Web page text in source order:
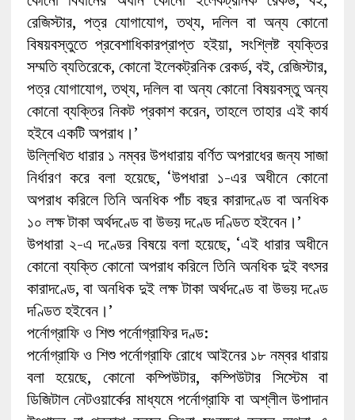
রেজিস্টার, পত্র যোগাযোগ, তথ্য, দলিল বা অন্য কোনো
বিষয়বস্তুতে প্রবেশাধিকারপ্রাপ্ত হইয়া, সংশ্লিষ্ট ব্যক্তির
সম্মতি ব্যতিরেকে, কোনো ইলেকট্রনিক রেকর্ড, বই, রেজিস্টার,
পত্র যোগাযোগ, তথ্য, দলিল বা অন্য কোনো বিষয়বস্তু অন্য
কোনো ব্যক্তির নিকট প্রকাশ করেন, তাহলে তাহার এই কার্য
হইবে একটি অপরাধ।’
উল্লিখিত ধারার ১ নম্বর উপধারায় বর্ণিত অপরাধের জন্য সাজা
নির্ধারণ করে বলা হয়েছে, ‘উপধারা ১-এর অধীনে কোনো
অপরাধ করিলে তিনি অনধিক পাঁচ বছর কারাদণ্ডে বা অনধিক
১০ লক্ষ টাকা অর্থদণ্ডে বা উভয় দণ্ডে দণ্ডিত হইবেন।’
উপধারা ২-এ দণ্ডের বিষয়ে বলা হয়েছে, ‘এই ধারার অধীনে
কোনো ব্যক্তি কোনো অপরাধ করিলে তিনি অনধিক দুই বৎসর
কারাদণ্ডে, বা অনধিক দুই লক্ষ টাকা অর্থদণ্ডে বা উভয় দণ্ডে
দণ্ডিত হইবেন।’
পর্নোগ্রাফি ও শিশু পর্নোগ্রাফির দণ্ড:
পর্নোগ্রাফি ও শিশু পর্নোগ্রাফি রোধে আইনের ১৮ নম্বর ধারায়
বলা হয়েছে, কোনো কম্পিউটার, কম্পিউটার সিস্টেম বা
ডিজিটাল নেটওয়ার্কের মাধ্যমে পর্নোগ্রাফি বা অশ্লীল উপাদান